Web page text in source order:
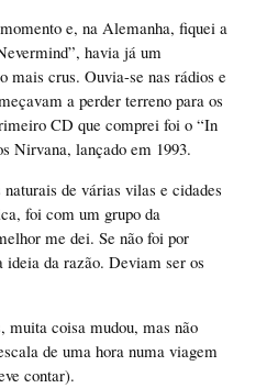
e, na Alemanha, fiquei a
havia já um
mais crus. Ouvia-se nas rádios e
a perder terreno para os
CD que comprei foi o “In
Nirvana, lançado em 1993.
de várias vilas e cidades
foi com um grupo da
me dei. Se não foi por
da razão. Deviam ser os
muita coisa mudou, mas não
de uma hora numa viagem
contar).